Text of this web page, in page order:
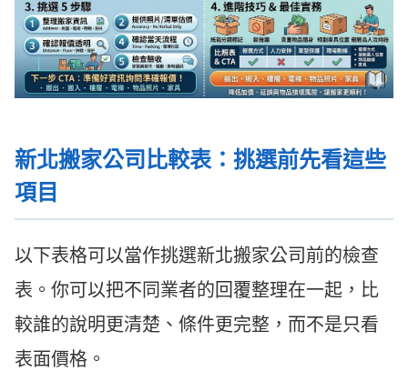
新北搬家公司比較表：挑選前先看這些
項目
以下表格可以當作挑選新北搬家公司前的檢查
表。你可以把不同業者的回覆整理在一起，比
較誰的說明更清楚、條件更完整，而不是只看
表面價格。